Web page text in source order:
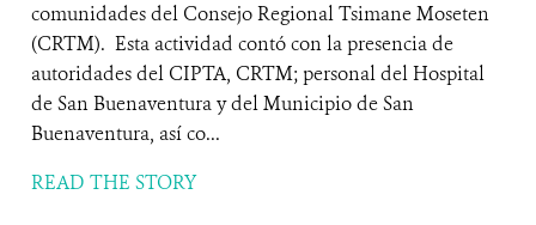
comunidades del Consejo Regional Tsimane Moseten
(CRTM). Esta actividad contó con la presencia de
autoridades del CIPTA, CRTM; personal del Hospital
de San Buenaventura y del Municipio de San
Buenaventura, así co...
READ THE STORY